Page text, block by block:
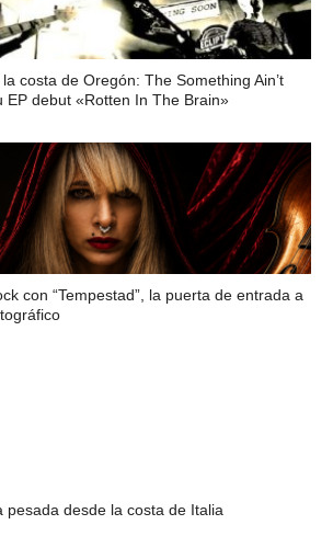
costa de Oregón: The Something Ain’t
EP debut «Rotten In The Brain»
con “Tempestad”, la puerta de entrada a
pesada desde la costa de Italia